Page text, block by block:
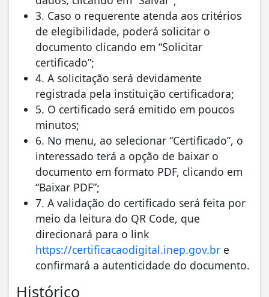
3. Caso o requerente atenda aos critérios
de elegibilidade, poderá solicitar o
documento clicando em “Solicitar
certificado”;
4. A solicitação será devidamente
registrada pela instituição certificadora;
5. O certificado será emitido em poucos
minutos;
6. No menu, ao selecionar “Certificado”, o
interessado terá a opção de baixar o
documento em formato PDF, clicando em
“Baixar PDF”;
7. A validação do certificado será feita por
meio da leitura do QR Code, que
direcionará para o link
https://certificacaodigital.inep.gov.br e
confirmará a autenticidade do documento.
Histórico